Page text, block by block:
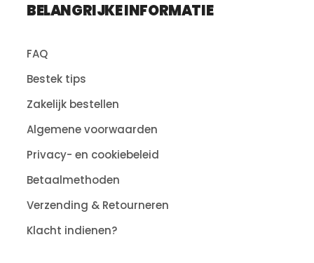
BELANGRIJKE INFORMATIE
FAQ
Bestek tips
Zakelijk bestellen
Algemene voorwaarden
Privacy- en cookiebeleid
Betaalmethoden
Verzending & Retourneren
Klacht indienen?